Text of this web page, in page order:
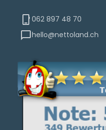
062 897 48 70
hello@nettoland.ch